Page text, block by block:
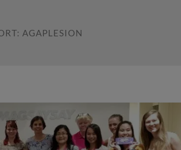
AGAPLESION